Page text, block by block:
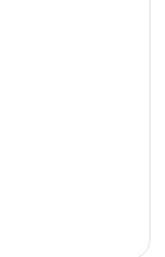
chefs privados